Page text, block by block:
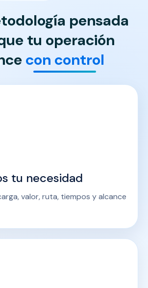
pensada
tu operación
con control
tu necesidad
valor, ruta, tiempos y alcance